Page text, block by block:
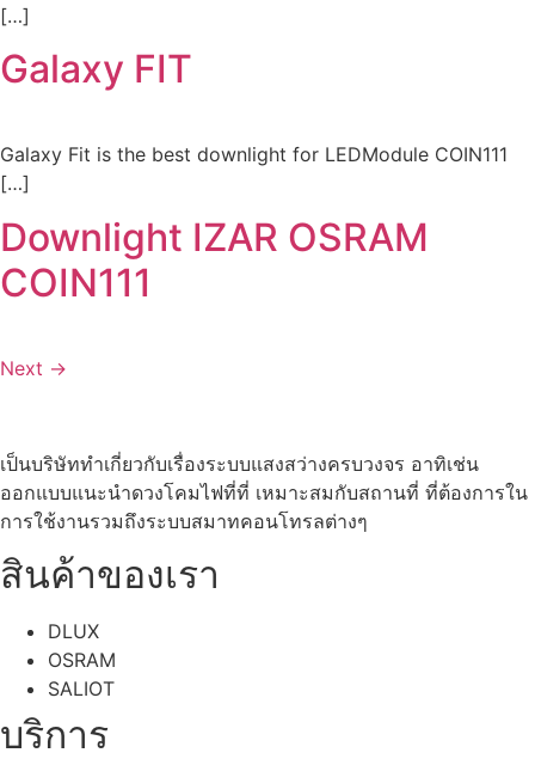
[…]
Galaxy FIT
Galaxy Fit is the best downlight for LEDModule COIN111
[…]
Downlight IZAR OSRAM
COIN111
Next →
เป็นบริษัททำเกี่ยวกับเรื่องระบบแสงสว่างครบวงจร อาทิเช่น
ออกแบบแนะนำดวงโคมไฟที่ที่ เหมาะสมกับสถานที่ ที่ต้องการใน
การใช้งานรวมถึงระบบสมาทคอนโทรลต่างๆ
สินค้าของเรา
DLUX
OSRAM
SALIOT
บริการ